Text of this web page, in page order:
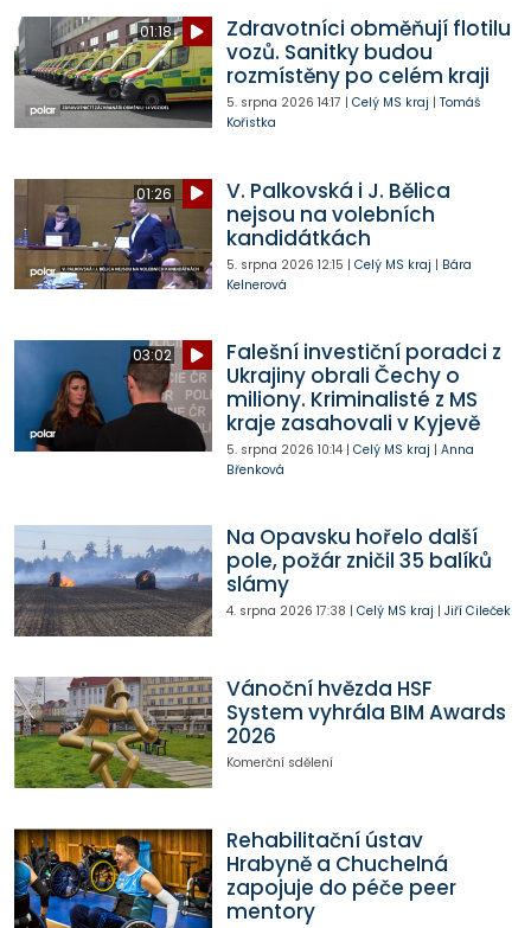
01:18
Zdravotníci obměňují flotilu
vozů. Sanitky budou
rozmístěny po celém kraji
5. srpna 2026 14:17 | Celý MS kraj | Tomáš
Kořistka
01:26
V. Palkovská i J. Bělica
nejsou na volebních
kandidátkách
5. srpna 2026 12:15 | Celý MS kraj | Bára
Kelnerová
03:02
Falešní investiční poradci z
Ukrajiny obrali Čechy o
miliony. Kriminalisté z MS
kraje zasahovali v Kyjevě
5. srpna 2026 10:14| Celý MS kraj | Anna
Břenková
Na Opavsku hořelo další
pole, požár zničil 35 balíků
slámy
4. srpna 2026 17:38 | Celý MS kraj | Jiří Cileček
Vánoční hvězda HSF
System vyhrála BIM Awards
2026
Komerční sdělení
Rehabilitační ústav
Hrabyně a Chuchelná
zapojuje do péče peer
mentory